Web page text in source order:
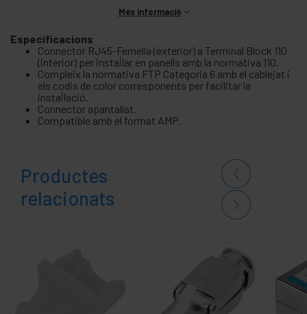
Més informació
Especificacions
Connector RJ45-Femella (exterior) a Terminal Block 110
(interior) per instal·lar en panells amb la normativa 110.
Compleix la normativa FTP Categoria 6 amb el cablejat i
els codis de color corresponents per facilitar la
instal·lació.
Connector apantallat.
Compatible amb el format AMP.
Productes
relacionats